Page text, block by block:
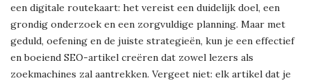
een digitale routekaart: het vereist een duidelijk doel, een
grondig onderzoek en een zorgvuldige planning. Maar met
geduld, oefening en de juiste strategieën, kun je een effectief
en boeiend SEO-artikel creëren dat zowel lezers als
zoekmachines zal aantrekken. Vergeet niet: elk artikel dat je